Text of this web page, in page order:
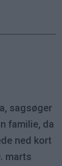
sagsøger
familie, da
ned kort
marts